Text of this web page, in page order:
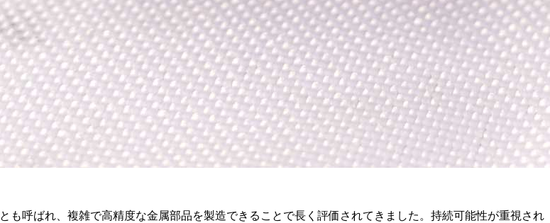
とも呼ばれ、複雑で高精度な金属部品を製造できることで長く評価されてきました。持続可能性が重視され